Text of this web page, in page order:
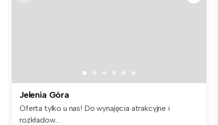
Jelenia Góra
Oferta tylko u nas! Do wynajęcia atrakcyjne i
rozkładow...